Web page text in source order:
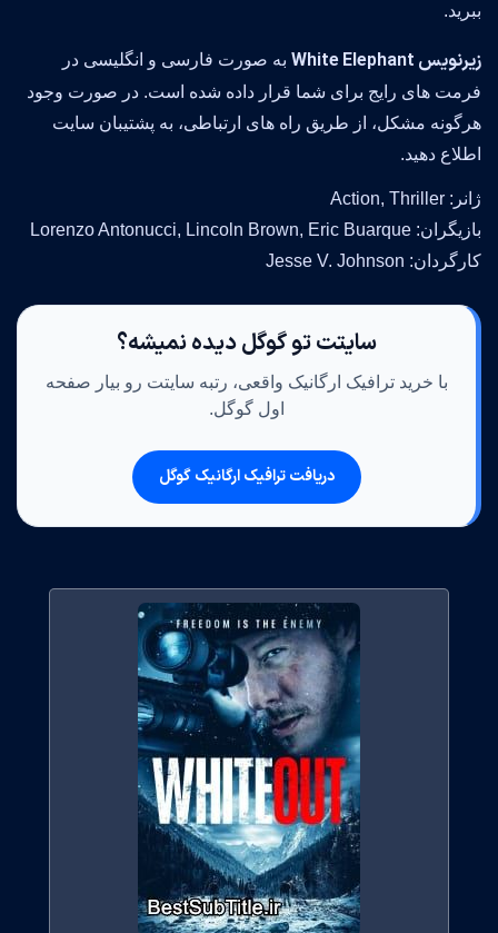
ببرید.
زیرنویس White Elephant
به صورت فارسی و انگلیسی در
فرمت های رایج برای شما قرار داده شده است. در صورت وجود
هرگونه مشکل، از طریق راه های ارتباطی، به پشتیبان سایت
اطلاع دهید.
ژانر: Action, Thriller
بازیگران: Lorenzo Antonucci, Lincoln Brown, Eric Buarque
کارگردان: Jesse V. Johnson
سایتت تو گوگل دیده نمیشه؟
با خرید ترافیک ارگانیک واقعی، رتبه سایتت رو بیار صفحه
اول گوگل.
دریافت ترافیک ارگانیک گوگل